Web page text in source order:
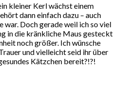
kleiner Kerl wächst einem
dann einfach dazu – auch
war. Doch gerade weil ich so viel
in die kränkliche Maus gesteckt
noch größer. Ich wünsche
und vielleicht seid ihr über
Kätzchen bereit?!?!